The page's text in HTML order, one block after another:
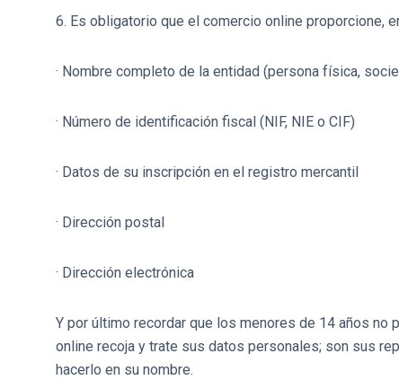
6. Es obligatorio que el comercio online proporcione,
· Nombre completo de la entidad (persona física,
· Número de identificación fiscal (NIF, NIE o CIF)
· Datos de su inscripción en el registro mercantil
· Dirección postal
· Dirección electrónica
Y por último recordar que los menores de 14 años no
online recoja y trate sus datos personales; son sus
hacerlo en su nombre.